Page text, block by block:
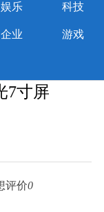
娱乐 科技
企业 游戏
7寸屏
评价0